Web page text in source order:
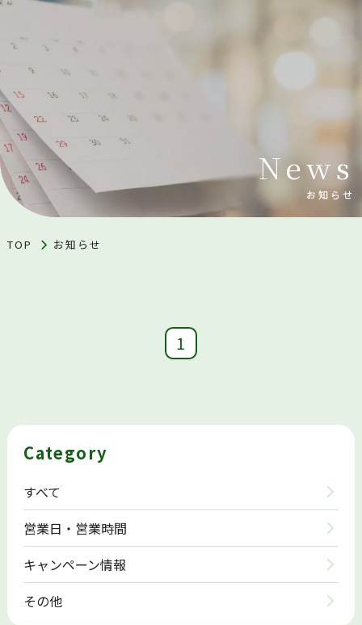
News
お知らせ
TOP お知らせ
1
Category
すべて
営業日・営業時間
キャンペーン情報
その他